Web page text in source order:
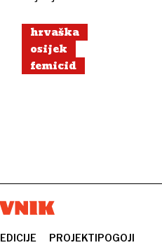
hrvaška
osijek
femicid
EDICIJE
PROJEKTIPOGOJI